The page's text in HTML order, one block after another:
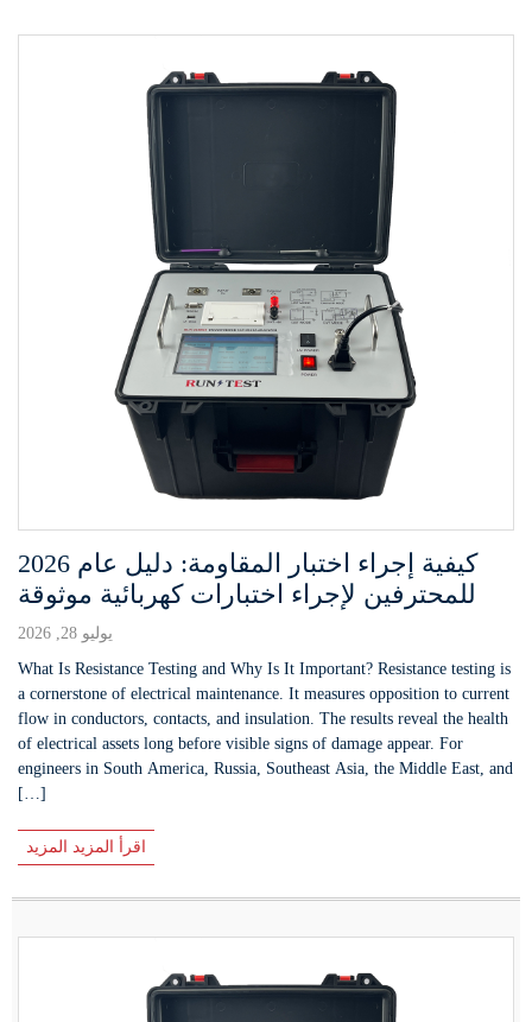
كيفية إجراء اختبار المقاومة: دليل عام 2026
للمحترفين لإجراء اختبارات كهربائية موثوقة
يوليو 28, 2026
What Is Resistance Testing and Why Is It Important? Resistance testing is
a cornerstone of electrical maintenance. It measures opposition to current
flow in conductors, contacts, and insulation. The results reveal the health
of electrical assets long before visible signs of damage appear. For
engineers in South America, Russia, Southeast Asia, the Middle East, and
[…]
اقرأ المزيد المزيد